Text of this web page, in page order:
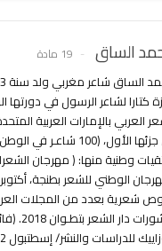
الساق 19 مادة
للدراسات والنشر/ إسطتبول 2022.